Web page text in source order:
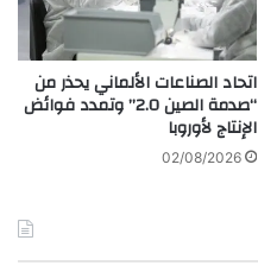
اتحاد الصناعات الألماني يحذر من
“صدمة الصين 2.0” وتمدد فوائض
الإنتاج لأوروبا
02/08/2026